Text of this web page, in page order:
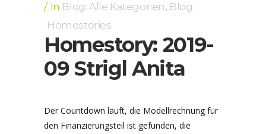
In Blog: Alle Kategorien, Blog:
Homestories
Homestory: 2019-
09 Strigl Anita
Der Countdown läuft, die Modellrechnung für
den Finanzierungsteil ist gefunden, die